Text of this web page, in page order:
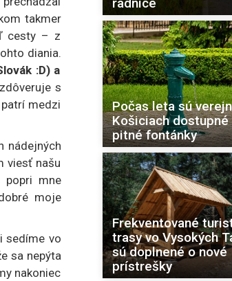
takmer
cesty – z
diania.
:D) a
s
medzi
nádejných
viesť našu
popri mne
moje
sedíme vo
sa nepýta
nakoniec
Počas leta sú
Košiciach dostupné
pitné fontánky
Frekventované
trasy vo Vysokých
sú doplnené o nové
prístrešky